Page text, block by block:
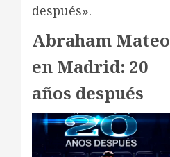
después».
Abraham Mateo
en Madrid: 20
años después